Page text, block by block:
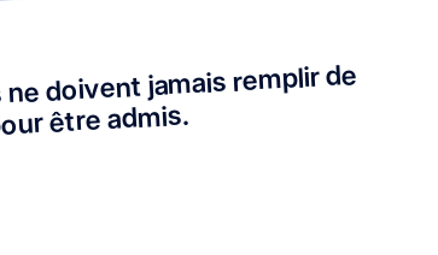
doivent jamais remplir de
être admis.